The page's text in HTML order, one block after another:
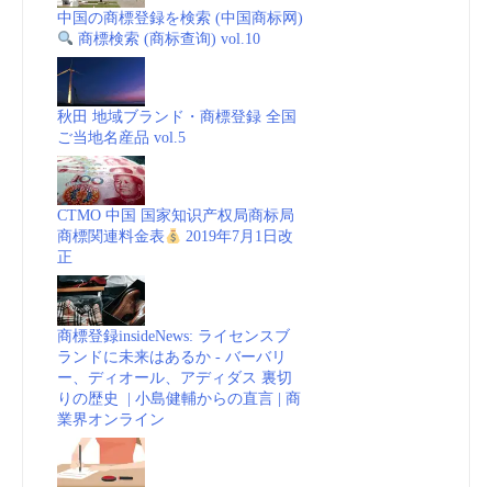
中国の商標登録を検索 (中国商标网)
商標検索 (商标查询) vol.10
秋田 地域ブランド・商標登録 全国
ご当地名産品 vol.5
CTMO 中国 国家知识产权局商标局
商標関連料金表
2019年7月1日改
正
商標登録insideNews: ライセンスブ
ランドに未来はあるか - バーバリ
ー、ディオール、アディダス 裏切
りの歴史 | 小島健輔からの直言 | 商
業界オンライン